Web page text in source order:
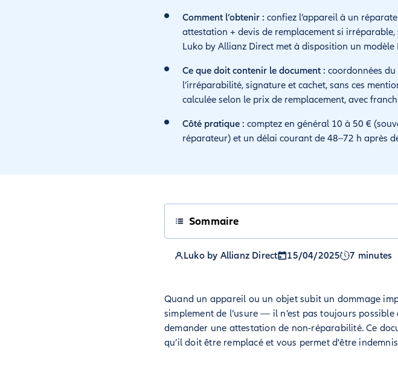
Comment l’obtenir : confiez l’appareil à un
attestation + devis de remplacement si
Luko by Allianz Direct met à disposition un modèle
Ce que doit contenir le document : coordonnées
l’irréparabilité, signature et cachet, sans ces
calculée selon le prix de remplacement, avec
Côté pratique : comptez en général 10 à 50 €
réparateur) et un délai courant de 48–72 h après
Sommaire
Luko by Allianz Direct 15/04/2025 7 minutes
Quand un appareil ou un objet subit un dommage
simplement de l’usure — il n’est pas toujours
demander une attestation de non-réparabilité. Ce
qu’il doit être remplacé et vous permet d'être